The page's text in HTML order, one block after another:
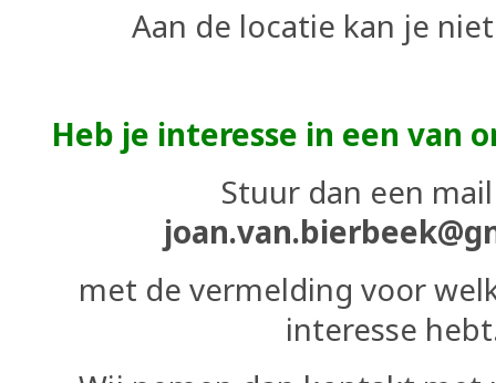
Aan de locatie kan je
Heb je interesse in een van
Stuur dan een
met de vermelding voor
interesse